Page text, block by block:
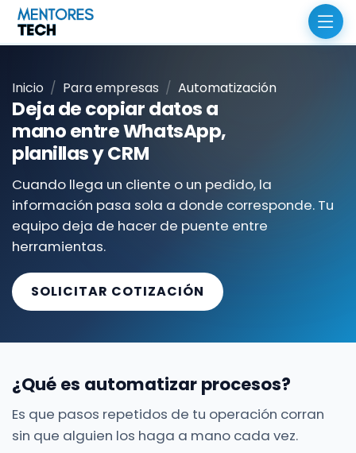
Inicio Para empresas Automatización
Deja de copiar datos a
mano entre WhatsApp,
planillas y CRM
Cuando llega un cliente o un pedido, la
información pasa sola a donde corresponde. Tu
equipo deja de hacer de puente entre
herramientas.
SOLICITAR COTIZACIÓN
¿Qué es automatizar procesos?
Es que pasos repetidos de tu operación corran
sin que alguien los haga a mano cada vez.